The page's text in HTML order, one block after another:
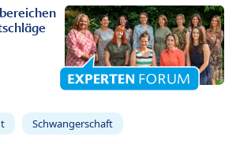
Schwangerschaft